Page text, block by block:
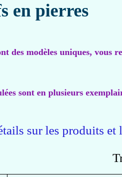
en pierres
des modèles uniques, vous
sont en plusieurs
sur les produits et